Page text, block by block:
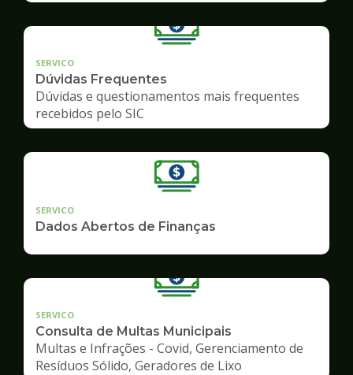
SERVICO
Dúvidas Frequentes
Dúvidas e questionamentos mais frequentes
recebidos pelo SIC
SERVICO
Dados Abertos de Finanças
SERVICO
Consulta de Multas Municipais
Multas e Infrações - Covid, Gerenciamento de
Resíduos Sólido, Geradores de Lixo